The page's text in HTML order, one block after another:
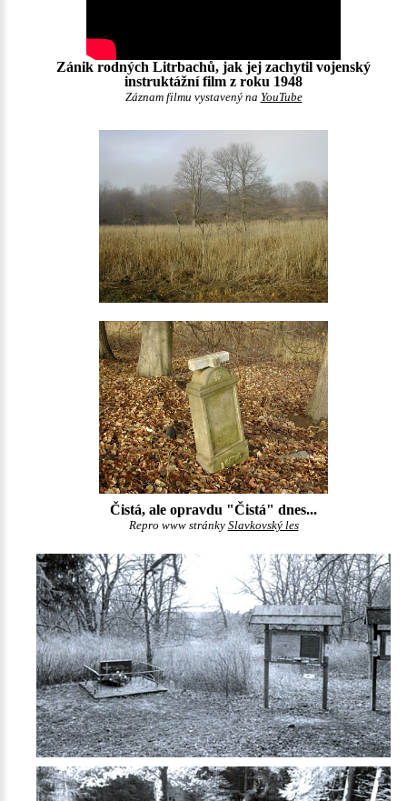
Zánik rodných Litrbachů, jak jej zachytil vojenský
instruktážní film z roku 1948
Záznam filmu vystavený na YouTube
Čistá, ale opravdu "Čistá" dnes...
Repro www stránky Slavkovský les